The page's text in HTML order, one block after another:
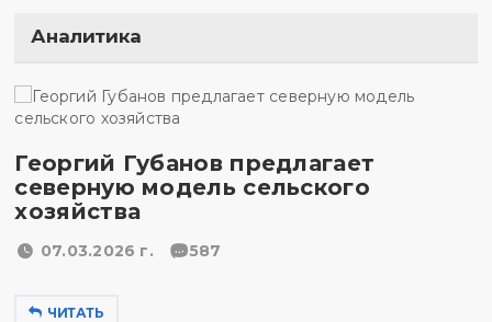
Аналитика
Георгий Губанов предлагает
северную модель сельского
хозяйства
07.03.2026 г. 587
ЧИТАТЬ